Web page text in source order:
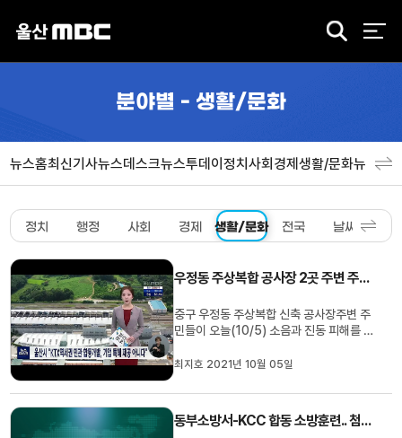
검
분야별 - 생활/문화
뉴스홈최신기사뉴스데스크뉴스투데이정치사회경제생활/문화뉴스특
정치 행정 사회 경제 생활/문화 전국 날씨
우정동 주상복합 공사장 2곳 주변 주민 "소음˙진동 시달려"
중구 우정동 주상복합 신축 공사장주변 주
민들이 오늘(10/5) 소음과 진동 피해를 호
들은 우정사거리 일대 주상복합 공사장 2
진,진동 피해에 시달리고 있다고주장했습
니다.이에 대해 중구는 소음과 진동기준치
를초과하는 무리한 공사를 하는...
최지호 2021년 10월 05일
동부소방서-KCC 합동 소방훈련.. 첨단 소방차 시연